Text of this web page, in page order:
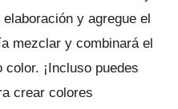
y agregue el
mezclar y combinará el
color. ¡Incluso puedes
crear colores